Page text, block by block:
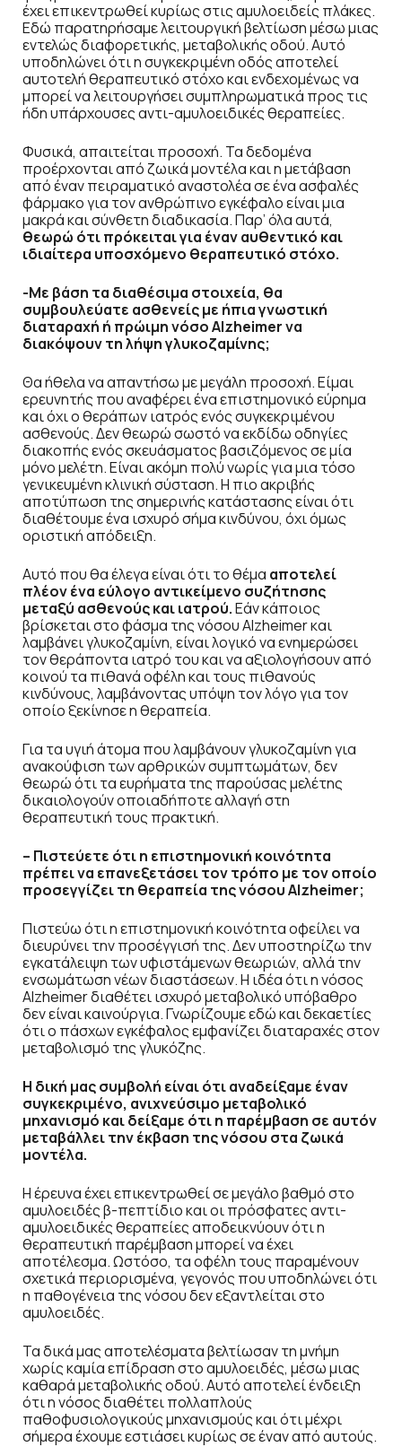
έχει επικεντρωθεί κυρίως στις αμυλοειδείς πλάκες.
Εδώ παρατηρήσαμε λειτουργική βελτίωση μέσω μιας
εντελώς διαφορετικής, μεταβολικής οδού. Αυτό
υποδηλώνει ότι η συγκεκριμένη οδός αποτελεί
αυτοτελή θεραπευτικό στόχο και ενδεχομένως να
μπορεί να λειτουργήσει συμπληρωματικά προς τις
ήδη υπάρχουσες αντι-αμυλοειδικές θεραπείες.
Φυσικά, απαιτείται προσοχή. Τα δεδομένα
προέρχονται από ζωικά μοντέλα και η μετάβαση
από έναν πειραματικό αναστολέα σε ένα ασφαλές
φάρμακο για τον ανθρώπινο εγκέφαλο είναι μια
μακρά και σύνθετη διαδικασία. Παρ’ όλα αυτά,
θεωρώ ότι πρόκειται για έναν αυθεντικό και
ιδιαίτερα υποσχόμενο θεραπευτικό στόχο.
-Με βάση τα διαθέσιμα στοιχεία, θα
συμβουλεύατε ασθενείς με ήπια γνωστική
διαταραχή ή πρώιμη νόσο Alzheimer να
διακόψουν τη λήψη γλυκοζαμίνης;
Θα ήθελα να απαντήσω με μεγάλη προσοχή. Είμαι
ερευνητής που αναφέρει ένα επιστημονικό εύρημα
και όχι ο θεράπων ιατρός ενός συγκεκριμένου
ασθενούς. Δεν θεωρώ σωστό να εκδίδω οδηγίες
διακοπής ενός σκευάσματος βασιζόμενος σε μία
μόνο μελέτη. Είναι ακόμη πολύ νωρίς για μια τόσο
γενικευμένη κλινική σύσταση. Η πιο ακριβής
αποτύπωση της σημερινής κατάστασης είναι ότι
διαθέτουμε ένα ισχυρό σήμα κινδύνου, όχι όμως
οριστική απόδειξη.
Αυτό που θα έλεγα είναι ότι το θέμα αποτελεί
πλέον ένα εύλογο αντικείμενο συζήτησης
μεταξύ ασθενούς και ιατρού.Εάν κάποιος
βρίσκεται στο φάσμα της νόσου Alzheimer και
λαμβάνει γλυκοζαμίνη, είναι λογικό να ενημερώσει
τον θεράποντα ιατρό του και να αξιολογήσουν από
κοινού τα πιθανά οφέλη και τους πιθανούς
κινδύνους, λαμβάνοντας υπόψη τον λόγο για τον
οποίο ξεκίνησε η θεραπεία.
Για τα υγιή άτομα που λαμβάνουν γλυκοζαμίνη για
ανακούφιση των αρθρικών συμπτωμάτων, δεν
θεωρώ ότι τα ευρήματα της παρούσας μελέτης
δικαιολογούν οποιαδήποτε αλλαγή στη
θεραπευτική τους πρακτική.
– Πιστεύετε ότι η επιστημονική κοινότητα
πρέπει να επανεξετάσει τον τρόπο με τον οποίο
προσεγγίζει τη θεραπεία της νόσου Alzheimer;
Πιστεύω ότι η επιστημονική κοινότητα οφείλει να
διευρύνει την προσέγγισή της. Δεν υποστηρίζω την
εγκατάλειψη των υφιστάμενων θεωριών, αλλά την
ενσωμάτωση νέων διαστάσεων. Η ιδέα ότι η νόσος
Alzheimer διαθέτει ισχυρό μεταβολικό υπόβαθρο
δεν είναι καινούργια. Γνωρίζουμε εδώ και δεκαετίες
ότι ο πάσχων εγκέφαλος εμφανίζει διαταραχές στον
μεταβολισμό της γλυκόζης.
Η δική μας συμβολή είναι ότι αναδείξαμε έναν
συγκεκριμένο, ανιχνεύσιμο μεταβολικό
μηχανισμό και δείξαμε ότι η παρέμβαση σε αυτόν
μεταβάλλει την έκβαση της νόσου στα ζωικά
μοντέλα.
Η έρευνα έχει επικεντρωθεί σε μεγάλο βαθμό στο
αμυλοειδές β-πεπτίδιο και οι πρόσφατες αντι-
αμυλοειδικές θεραπείες αποδεικνύουν ότι η
θεραπευτική παρέμβαση μπορεί να έχει
αποτέλεσμα. Ωστόσο, τα οφέλη τους παραμένουν
σχετικά περιορισμένα, γεγονός που υποδηλώνει ότι
η παθογένεια της νόσου δεν εξαντλείται στο
αμυλοειδές.
Τα δικά μας αποτελέσματα βελτίωσαν τη μνήμη
χωρίς καμία επίδραση στο αμυλοειδές, μέσω μιας
καθαρά μεταβολικής οδού. Αυτό αποτελεί ένδειξη
ότι η νόσος διαθέτει πολλαπλούς
παθοφυσιολογικούς μηχανισμούς και ότι μέχρι
σήμερα έχουμε εστιάσει κυρίως σε έναν από αυτούς.